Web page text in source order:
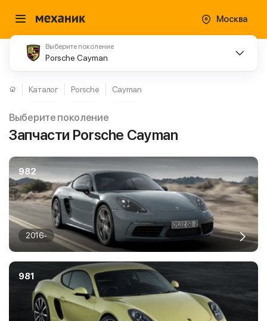
Москва
Выберите поколение
Porsche Cayman
Каталог Porsche Cayman
Выберите поколение
Запчасти Porsche Cayman
982
2016-
981